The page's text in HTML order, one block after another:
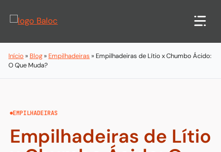
para
conteúdo
Início » Blog » Empilhadeiras » Empilhadeiras de Lítio x Chumbo Ácido:
O Que Muda?
EMPILHADEIRAS
Empilhadeiras de Lítio